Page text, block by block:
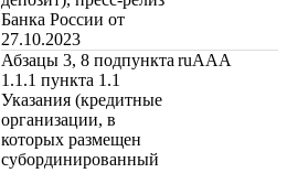
Банка России от
27.10.2023
Абзацы 3, 8 подпункта
1.1.1 пункта 1.1
Указания (кредитные
организации, в
которых размещен
субординированный
ruAAA